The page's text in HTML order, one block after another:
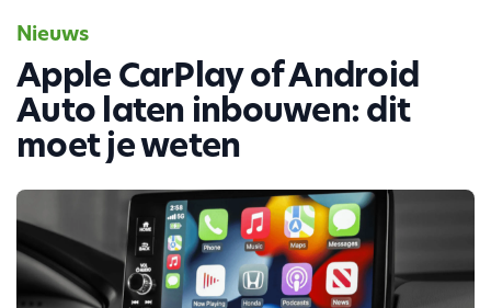
Nieuws
Apple CarPlay of Android
Auto laten inbouwen: dit
moet je weten